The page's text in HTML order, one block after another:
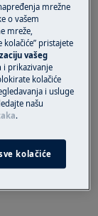
samo
iz uređaja
mrežne
o vašem
mreže,
pristajete
vašeg
i prikazivanje
kolačiće
i usluge
našu
.
kolačiće